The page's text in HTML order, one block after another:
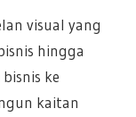
visual yang
hingga
ke
kaitan